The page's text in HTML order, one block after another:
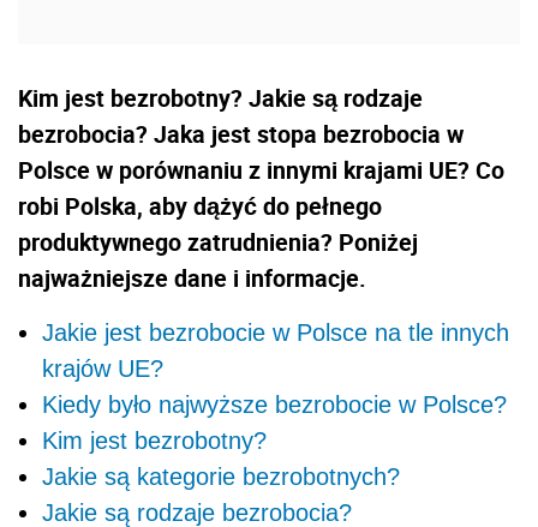
Kim jest bezrobotny? Jakie są rodzaje
bezrobocia? Jaka jest stopa bezrobocia w
Polsce w porównaniu z innymi krajami UE? Co
robi Polska, aby dążyć do pełnego
produktywnego zatrudnienia? Poniżej
najważniejsze dane i informacje.
Jakie jest bezrobocie w Polsce na tle innych
krajów UE?
Kiedy było najwyższe bezrobocie w Polsce?
Kim jest bezrobotny?
Jakie są kategorie bezrobotnych?
Jakie są rodzaje bezrobocia?